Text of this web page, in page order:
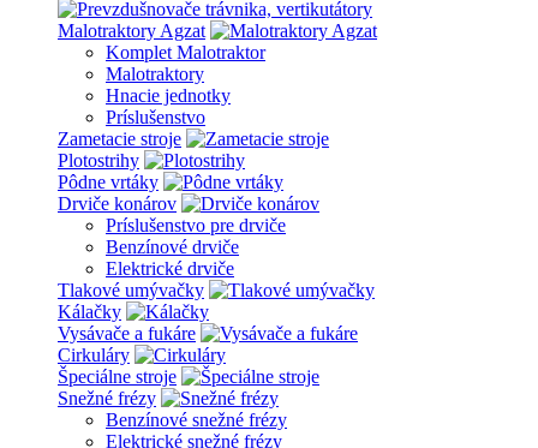
Malotraktory Agzat
Komplet Malotraktor
Malotraktory
Hnacie jednotky
Príslušenstvo
Zametacie stroje
Plotostrihy
Pôdne vrtáky
Drviče konárov
Príslušenstvo pre drviče
Benzínové drviče
Elektrické drviče
Tlakové umývačky
Kálačky
Vysávače a fukáre
Cirkuláry
Špeciálne stroje
Snežné frézy
Benzínové snežné frézy
Elektrické snežné frézy